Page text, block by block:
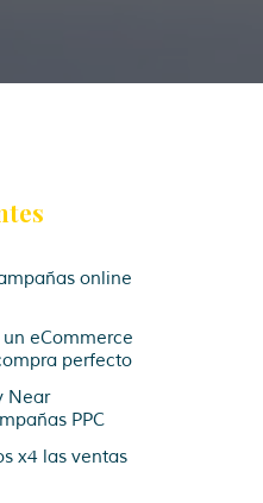
online
eCommerce
perfecto
Near
PPC
x4 las ventas